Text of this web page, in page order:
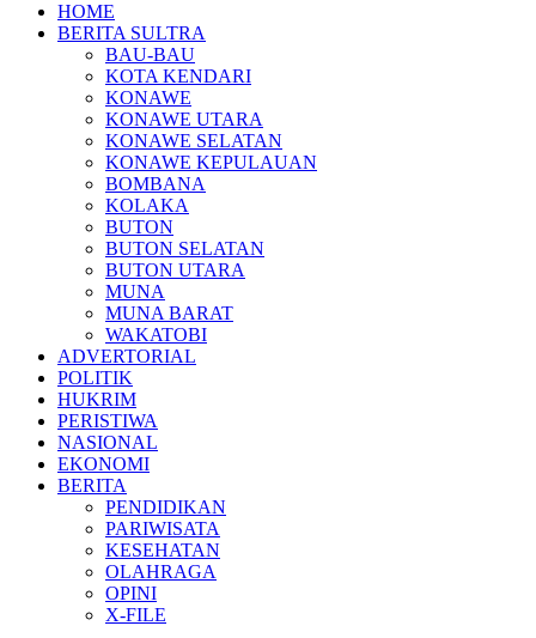
HOME
BERITA SULTRA
BAU-BAU
KOTA KENDARI
KONAWE
KONAWE UTARA
KONAWE SELATAN
KONAWE KEPULAUAN
BOMBANA
KOLAKA
BUTON
BUTON SELATAN
BUTON UTARA
MUNA
MUNA BARAT
WAKATOBI
ADVERTORIAL
POLITIK
HUKRIM
PERISTIWA
NASIONAL
EKONOMI
BERITA
PENDIDIKAN
PARIWISATA
KESEHATAN
OLAHRAGA
OPINI
X-FILE